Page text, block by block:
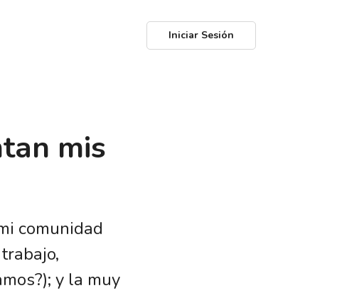
Iniciar Sesión
mis
comunidad
y la muy